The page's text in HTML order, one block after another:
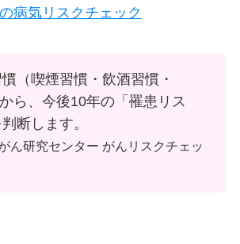
病気リスクチェック
（喫煙習慣・飲酒習慣・
ら、今後10年の「罹患リス
断します。
ん研究センター がんリスクチェッ